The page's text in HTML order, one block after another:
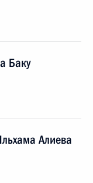
Баку
Алиева